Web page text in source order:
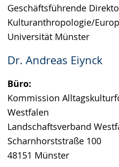
Geschäftsführende
Kulturanthropologie/
Universität Münster
Dr. Andreas Eiynck
Büro:
Kommission
Westfalen
Landschaftsverband
Scharnhorststraße 100
48151 Münster